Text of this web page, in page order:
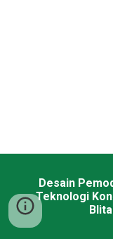
Desain
Teknologi